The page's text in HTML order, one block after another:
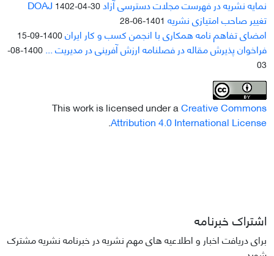
نمایه نشریه در فهرست مجلات دسترسی آزاد DOAJ1402-04-30
تغییر صاحب امتیازی نشریه 1401-06-28
امضای تفاهم نامه همکاری با انجمن کسب و کار ایران1400-09-15
فراخوان پذیرش مقاله در فصلنامه ارزش آفرینی در مدیریت ...
1400-08-
03
This work is licensed under aCreative Commons
Attribution 4.0 International License
.
اشتراک خبرنامه
برای دریافت اخبار و اطلاعیه های مهم نشریه در خبرنامه نشریه مشترک